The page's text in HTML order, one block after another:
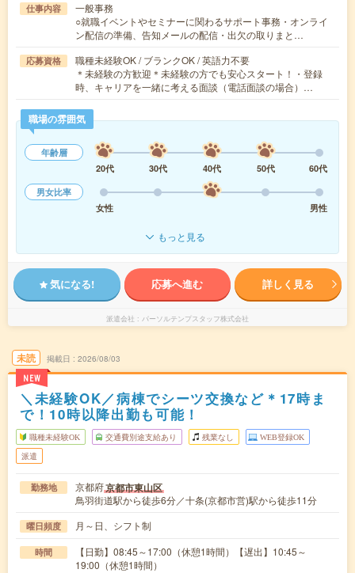
仕事内容
一般事務
○就職イベントやセミナーに関わるサポート事務・オンライ
ン配信の準備、告知メールの配信・出欠の取りまと…
応募資格
職種未経験OK / ブランクOK / 英語力不要
＊未経験の方歓迎＊未経験の方でも安心スタート！・登録
時、キャリアを一緒に考える面談（電話面談の場合）…
職場の雰囲気
年齢層
20代
30代 40代 50代
60代
男女比率
女性
男性
もっと見る
気になる! 応募へ進む 詳しく見る
派遣会社 パーソルテンプスタッフ株式会社
未読
NEW
掲載日 2026/08/03
＼未経験OK／病棟でシーツ交換など＊17時ま
で！10時以降出勤も可能！
職種未経験OK 交通費別途支給あり 残業なし WEB登録OK
派遣
勤務地 京都府京都市東山区
鳥羽街道駅から徒歩6分／十条(京都市営)駅から徒歩11分
曜日頻度 月～日、シフト制
時間
【日勤】08:45～17:00（休憩1時間）【遅出】10:45～
19:00（休憩1時間）